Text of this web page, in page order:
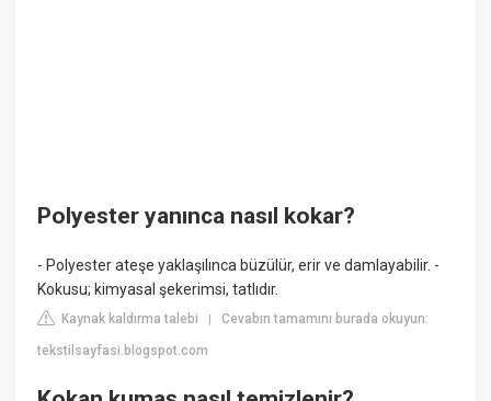
Polyester yanınca nasıl kokar?
- Polyester ateşe yaklaşılınca büzülür, erir ve damlayabilir. -
Kokusu; kimyasal şekerimsi, tatlıdır.
Kaynak kaldırma talebi |Cevabın tamamını burada okuyun:
tekstilsayfasi.blogspot.com